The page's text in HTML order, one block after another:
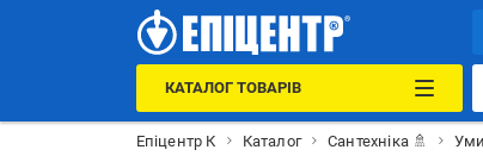
КАТАЛОГ ТОВАРІВ
Епіцентр К Каталог Сантехніка 🚿